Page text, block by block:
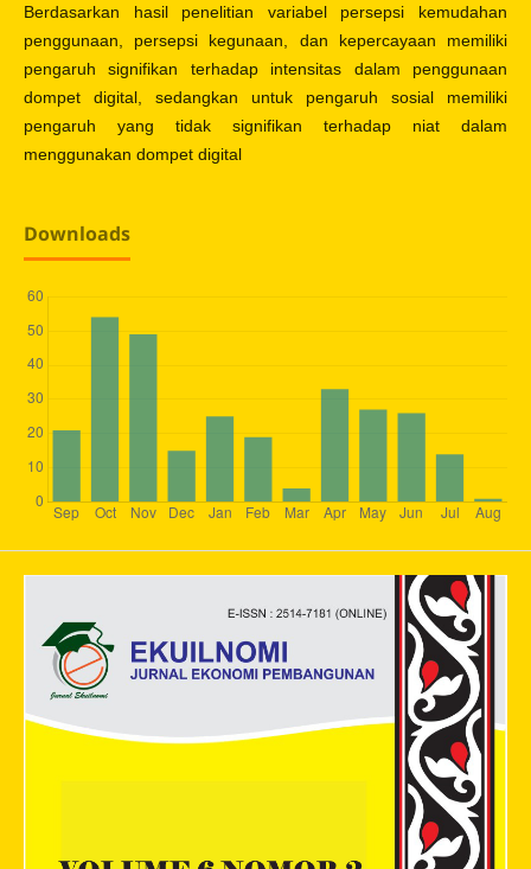
Berdasarkan hasil penelitian variabel persepsi kemudahan
penggunaan, persepsi kegunaan, dan kepercayaan memiliki
pengaruh signifikan terhadap intensitas dalam penggunaan
dompet digital, sedangkan untuk pengaruh sosial memiliki
pengaruh yang tidak signifikan terhadap niat dalam
menggunakan dompet digital
Downloads